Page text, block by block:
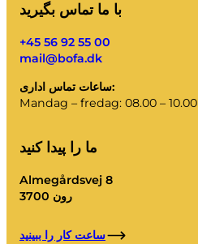
با ما تماس بگیرید
+45 56 92 55 00
mail@bofa.dk
ساعات تماس اداری:
Mandag – fredag: 08.00 – 10.00
ما را پیدا کنید
Almegårdsvej 8
3700 رون
ساعت کار را ببینید